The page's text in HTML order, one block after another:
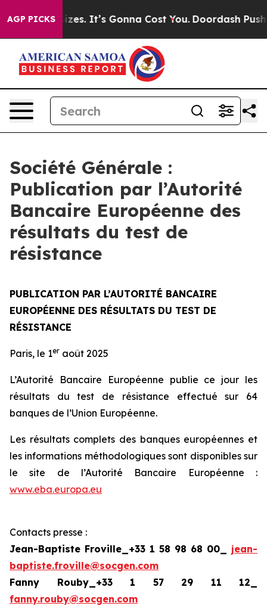
AGP PICKS
Font Sizes. It’s Gonna Cost You. Doordash Pushes
Société Générale :
Publication par l’Autorité
Bancaire Européenne des
résultats du test de
résistance
PUBLICATION PAR L’AUTORITÉ BANCAIRE
EUROPÉENNE DES RÉSULTATS DU TEST DE
RÉSISTANCE
Paris, le 1er août 2025
L’Autorité Bancaire Européenne publie ce jour les
résultats du test de résistance effectué sur 64
banques de l’Union Européenne.
Les résultats complets des banques européennes et
les informations méthodologiques sont disponibles sur
le site de l’Autorité Bancaire Européenne :
www.eba.europa.eu
Contacts presse :
Jean-Baptiste Froville_+33 1 58 98 68 00_ jean-
baptiste.froville@socgen.com
Fanny Rouby_+33 1 57 29 11 12_
fanny.rouby@socgen.com